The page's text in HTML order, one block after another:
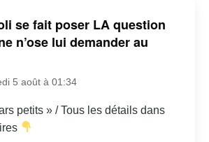
se fait poser LA question
n’ose lui demander au
5 août à 01:34
petits » / Tous les détails dans